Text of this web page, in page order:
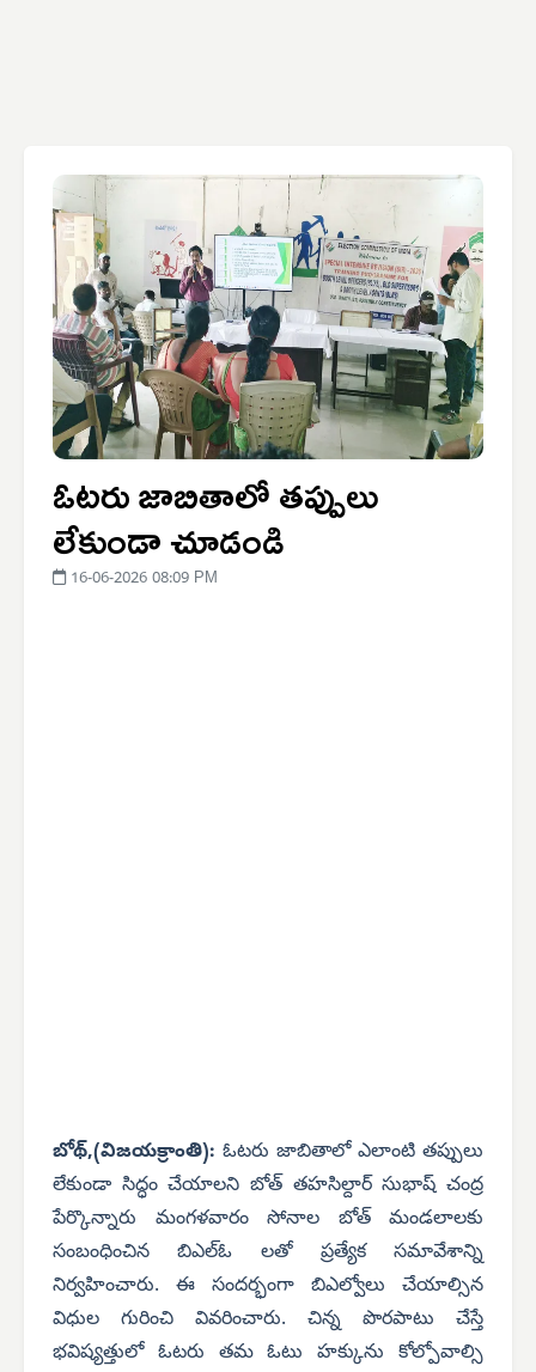
ఓటరు జాబితాలో తప్పులు
లేకుండా చూడండి
16-06-2026 08:09 PM
బోథ్,(విజయక్రాంతి): ఓటరు జాబితాలో ఎలాంటి తప్పులు
లేకుండా సిద్ధం చేయాలని బోత్ తహసిల్దార్ సుభాష్ చంద్ర
పేర్కొన్నారు మంగళవారం సోనాల బోత్ మండలాలకు
సంబంధించిన బిఎల్ఓ లతో ప్రత్యేక సమావేశాన్ని
నిర్వహించారు. ఈ సందర్భంగా బిఎల్వోలు చేయాల్సిన
విధుల గురించి వివరించారు. చిన్న పొరపాటు చేస్తే
భవిష్యత్తులో ఓటరు తమ ఓటు హక్కును కోల్పోవాల్సి